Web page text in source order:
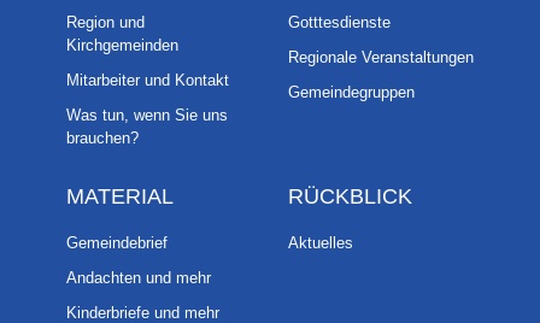
Region und
Kirchgemeinden
Mitarbeiter und Kontakt
Was tun, wenn Sie uns
brauchen?
Gotttesdienste
Regionale Veranstaltungen
Gemeindegruppen
MATERIAL
Gemeindebrief
Andachten und mehr
Kinderbriefe und mehr
RÜCKBLICK
Aktuelles